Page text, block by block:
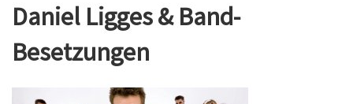
Daniel Ligges & Band-
Besetzungen